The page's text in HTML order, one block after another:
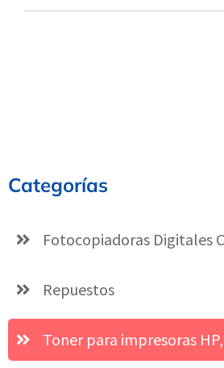
Categorías
Fotocopiadoras Digitales
Repuestos
Toner para impresoras